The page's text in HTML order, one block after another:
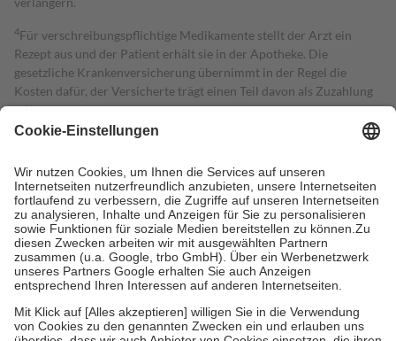
4Für verschreibungspflichtige Medikamente stellt der Arzt ein
Rezept aus und der Patient erhält sie in der Apotheke. Die
gesetzliche Krankenversicherung übernimmt in der Regel die
Kosten dafür, der Versicherte trägt einen Teil davon als Zuzahlung
mit.
Grundsätzlich leisten Mitglieder Zuzahlungen in Höhe von zehn
höchstens zehn Euro.
Es sind jedoch nie mehr als die tatsächlichen
Kosten der Leistung zu entrichten.
Diese Regeln gelten grundsätzlich auch für Online-Apotheken.
Bei Heilmitteln und häuslicher Krankenpflege beträgt die
Zuzahlung zehn Prozent der Kosten sowie zehn Euro je
Verordnung.
Um das Engagement der Versicherten für ihre eigene Gesundheit zu
stärken und die besondere Stellung der Familie zu unterstützen,
fallenkeine Zuzahlungenan bei:
• Kindern und Jugendlichen bis zum vollendeten 18. Lebensjahr